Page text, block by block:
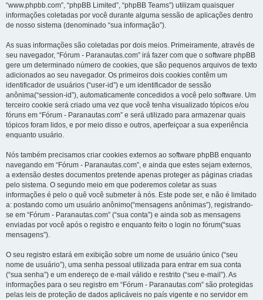
“www.phpbb.com”, “phpBB Limited”, “phpBB Teams”) utilizam quaisquer
informações coletadas por você durante alguma sessão de aplicações dentro
de nosso sistema (denominado “sua informação”).
As suas informações são coletadas por dois meios. Primeiramente, através de
seu navegador, “Fórum - Paranautas.com” irá fazer com que o software phpBB
gere um determinado número de cookies, que são pequenos arquivos de texto
adicionados ao seu navegador. Os primeiros dois cookies contêm um
identificador de usuários (“user-id”) e um identificador de sessão
anônima(“session-id”), automaticamente concedidos a você pelo software. Um
terceiro cookie será criado uma vez que você tenha visualizado tópicos e/ou
fóruns em “Fórum - Paranautas.com” e será utilizado para armazenar quais
tópicos foram lidos, e por meio disso e outros, aperfeiçoar a sua experiência
enquanto usuário.
Nós também precisamos criar cookies externos ao software phpBB enquanto
navegando em “Fórum - Paranautas.com”, e ainda que estes sejam externos,
a extensão destes documentos pretende apenas proteger as páginas criadas
pelo sistema. O segundo meio em que poderemos coletar as suas
informações é pelo o quê você submeter à nós. Este pode ser, e não é limitado
a: postando como um usuário anônimo(“mensagens anônimas”), registrando-
se em “Fórum - Paranautas.com” (“sua conta”) e ainda sob as mensagens
enviadas por você após o registro e enquanto feito o login no fórum(“suas
mensagens”).
O seu registro estará em exibição sobre um nome de usuário único (“seu
nome de usuário”), uma senha pessoal utilizada para entrar em sua conta
(“sua senha”) e um endereço de e-mail válido e restrito (“seu e-mail”). As
informações para o seu registro em “Fórum - Paranautas.com” são protegidas
pelas leis de proteção de dados aplicáveis no país vigente e no servidor em